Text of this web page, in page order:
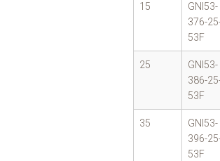
15
GNI53-
376-
53F
25
GNI53-
386-
53F
35
GNI53-
396-
53F